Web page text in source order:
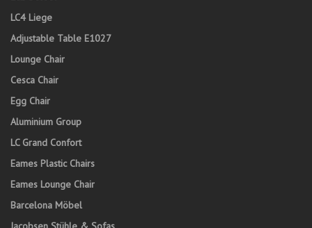
LC4 Liege
Adjustable Table E1027
Lounge Chair
Cesca Chair
Egg Chair
Aluminium Group
LC Grand Confort
Eames Plastic Chairs
Eames Lounge Chair
Barcelona Möbel